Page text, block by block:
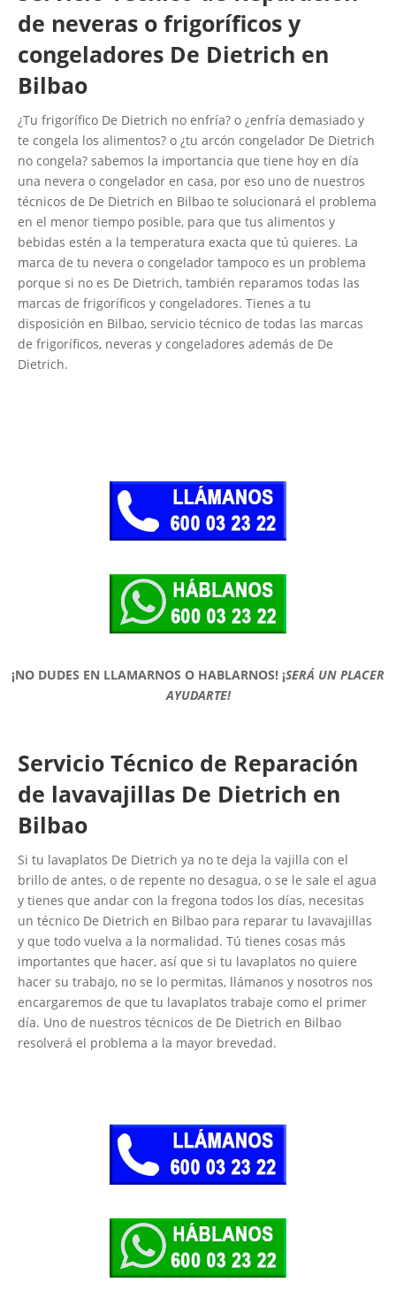
de neveras o frigoríficos y
congeladores De Dietrich en
Bilbao
¿Tu frigorífico De Dietrich no enfría? o ¿enfría demasiado y
te congela los alimentos? o ¿tu arcón congelador De Dietrich
no congela? sabemos la importancia que tiene hoy en día
una nevera o congelador en casa, por eso uno de nuestros
técnicos de De Dietrich en Bilbao te solucionará el problema
en el menor tiempo posible, para que tus alimentos y
bebidas estén a la temperatura exacta que tú quieres. La
marca de tu nevera o congelador tampoco es un problema
porque si no es De Dietrich, también reparamos todas las
marcas de frigoríficos y congeladores. Tienes a tu
disposición en Bilbao, servicio técnico de todas las marcas
de frigoríficos, neveras y congeladores además de De
Dietrich.
¡NO DUDES EN LLAMARNOS O HABLARNOS! ¡SERÁ UN PLACER
AYUDARTE!
Servicio Técnico de Reparación
de lavavajillas De Dietrich en
Bilbao
Si tu lavaplatos De Dietrich ya no te deja la vajilla con el
brillo de antes, o de repente no desagua, o se le sale el agua
y tienes que andar con la fregona todos los días, necesitas
un técnico De Dietrich en Bilbao para reparar tu lavavajillas
y que todo vuelva a la normalidad. Tú tienes cosas más
importantes que hacer, así que si tu lavaplatos no quiere
hacer su trabajo, no se lo permitas, llámanos y nosotros nos
encargaremos de que tu lavaplatos trabaje como el primer
día. Uno de nuestros técnicos de De Dietrich en Bilbao
resolverá el problema a la mayor brevedad.